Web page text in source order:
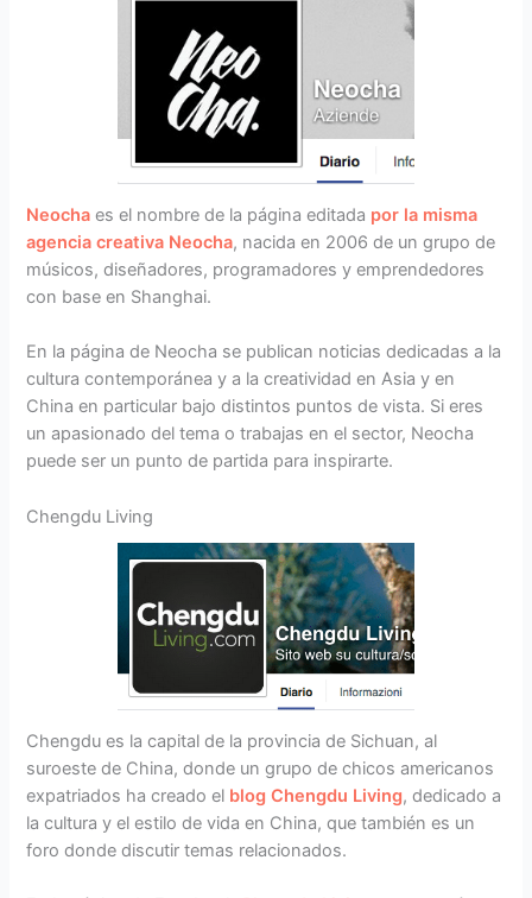
Neocha es el nombre de la página editada por la misma
agencia creativa Neocha, nacida en 2006 de un grupo de
músicos, diseñadores, programadores y emprendedores
con base en Shanghai.
En la página de Neocha se publican noticias dedicadas a la
cultura contemporánea y a la creatividad en Asia y en
China en particular bajo distintos puntos de vista. Si eres
un apasionado del tema o trabajas en el sector, Neocha
puede ser un punto de partida para inspirarte.
Chengdu Living
Chengdu es la capital de la provincia de Sichuan, al
suroeste de China, donde un grupo de chicos americanos
expatriados ha creado el blog Chengdu Living, dedicado a
la cultura y el estilo de vida en China, que también es un
foro donde discutir temas relacionados.